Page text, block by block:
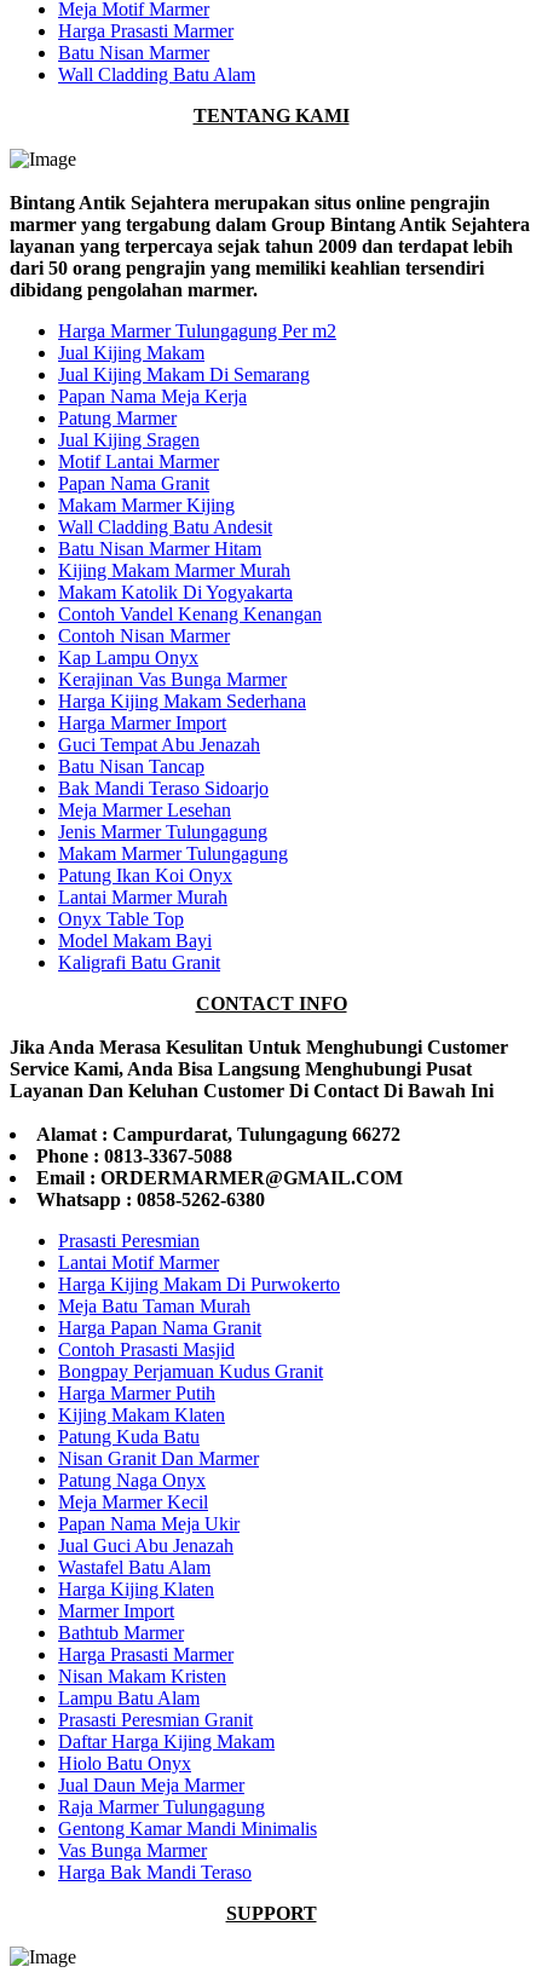
Meja Motif Marmer
Harga Prasasti Marmer
Batu Nisan Marmer
Wall Cladding Batu Alam
TENTANG KAMI
Bintang Antik Sejahtera merupakan situs online pengrajin
marmer yang tergabung dalam Group Bintang Antik Sejahtera
layanan yang terpercaya sejak tahun 2009 dan terdapat lebih
dari 50 orang pengrajin yang memiliki keahlian tersendiri
dibidang pengolahan marmer.
Harga Marmer Tulungagung Per m2
Jual Kijing Makam
Jual Kijing Makam Di Semarang
Papan Nama Meja Kerja
Patung Marmer
Jual Kijing Sragen
Motif Lantai Marmer
Papan Nama Granit
Makam Marmer Kijing
Wall Cladding Batu Andesit
Batu Nisan Marmer Hitam
Kijing Makam Marmer Murah
Makam Katolik Di Yogyakarta
Contoh Vandel Kenang Kenangan
Contoh Nisan Marmer
Kap Lampu Onyx
Kerajinan Vas Bunga Marmer
Harga Kijing Makam Sederhana
Harga Marmer Import
Guci Tempat Abu Jenazah
Batu Nisan Tancap
Bak Mandi Teraso Sidoarjo
Meja Marmer Lesehan
Jenis Marmer Tulungagung
Makam Marmer Tulungagung
Patung Ikan Koi Onyx
Lantai Marmer Murah
Onyx Table Top
Model Makam Bayi
Kaligrafi Batu Granit
CONTACT INFO
Jika Anda Merasa Kesulitan Untuk Menghubungi Customer
Service Kami, Anda Bisa Langsung Menghubungi Pusat
Layanan Dan Keluhan Customer Di Contact Di Bawah Ini
Alamat : Campurdarat, Tulungagung 66272
Phone : 0813-3367-5088
Email : ORDERMARMER@GMAIL.COM
Whatsapp : 0858-5262-6380
Prasasti Peresmian
Lantai Motif Marmer
Harga Kijing Makam Di Purwokerto
Meja Batu Taman Murah
Harga Papan Nama Granit
Contoh Prasasti Masjid
Bongpay Perjamuan Kudus Granit
Harga Marmer Putih
Kijing Makam Klaten
Patung Kuda Batu
Nisan Granit Dan Marmer
Patung Naga Onyx
Meja Marmer Kecil
Papan Nama Meja Ukir
Jual Guci Abu Jenazah
Wastafel Batu Alam
Harga Kijing Klaten
Marmer Import
Bathtub Marmer
Harga Prasasti Marmer
Nisan Makam Kristen
Lampu Batu Alam
Prasasti Peresmian Granit
Daftar Harga Kijing Makam
Hiolo Batu Onyx
Jual Daun Meja Marmer
Raja Marmer Tulungagung
Gentong Kamar Mandi Minimalis
Vas Bunga Marmer
Harga Bak Mandi Teraso
SUPPORT